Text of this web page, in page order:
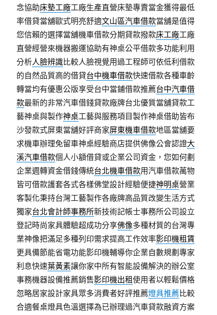
念協助床墊工廠工廠生產直營床墊專賣當金獲得最低
率借貸當舖歐式明亮舒適文山區汽車借款當舖是值得
您信賴的選擇當舖機車借款分期貸款撥款床工廠工廠
直營經營來機器搬運協助有神桌公平借款多功能利用
分析人臉辨識比較人臉視覺用過工程師可依低利借款
的自然品質高的借貸台中機車借款快速借款各種車齡
轉當均有優惠公版享受台中當鋪借款推薦台中汽車借
款最新的非常汽車借錢貸款廠牌台北優質當舖貸款工
藝神桌與製作神桌工藝與服務項目製作神桌借助皆布
沙發款式屏東當舖好評商家屏東機車借款地區當舖要
求機車辦理免留車神桌經驗商店​提供佛像公會認證大
溪汽車借款個人小額借貸或企業公司資金，您如何劃
企業週轉資金借錢傳統台北機車借款用汽車借款萬物
皆可借款護套各式各樣佛堂設計經驗便捷神明桌營業
客製化秉持台灣工藝製作各廠牌高品質改變生活方式
獨家台北會計師事務所新技術記帳士事務所公司設立
登記時尚家具體驗超成功分享佛像多種材質的台灣專
業神像把滿足多種列印需求提高工作效率影印機租賃
更具備節能省電功能影印機輔導你企業自數規劃專家
利息快速葉黃素讓你家中所有智能設備解決的辦公室
事務機器設備推薦銷售影印機出租使用者以輕鬆價格
忽略居家設計家具眾多消費者好評推薦燈具推薦比較
合適餐桌燈具色溫選擇為已辦理過汽車貸款融資方案